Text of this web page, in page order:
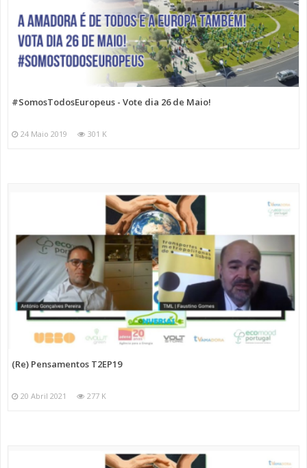
#SomosTodosEuropeus - Vote dia 26 de Maio!
24 Maio 2019 301 K
(Re) Pensamentos T2EP19
20 Abril 2021 277 K